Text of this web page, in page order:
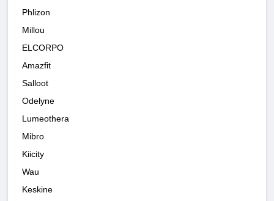
Phlizon
Millou
ELCORPO
Amazfit
Salloot
Odelyne
Lumeothera
Mibro
Kiicity
Wau
Keskine